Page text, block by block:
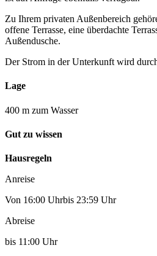
Zu Ihrem privaten Außenbereich
offene Terrasse, eine überdachte
Außendusche.
Der Strom in der Unterkunft wird
Lage
400 m zum Wasser
Gut zu wissen
Hausregeln
Anreise
Von 16:00 Uhrbis 23:59 Uhr
Abreise
bis 11:00 Uhr